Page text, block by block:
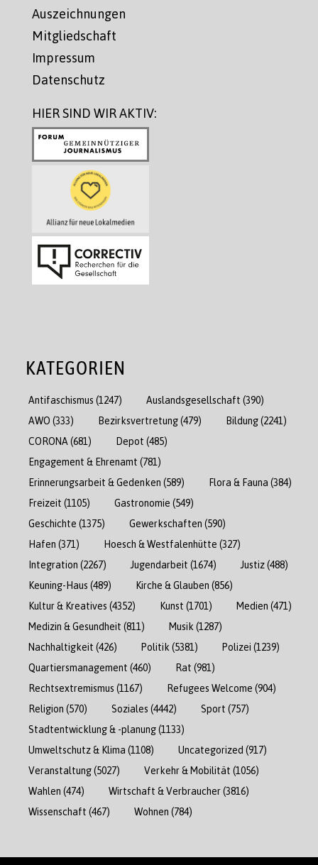
Auszeichnungen
Mitgliedschaft
Impressum
Datenschutz
HIER SIND WIR AKTIV:
KATEGORIEN
Antifaschismus (1247) Auslandsgesellschaft (390)
AWO (333) Bezirksvertretung(479) Bildung(2241)
CORONA (681) Depot (485)
Engagement & Ehrenamt (781)
Erinnerungsarbeit & Gedenken (589) Flora & Fauna (384)
Freizeit (1105) Gastronomie (549)
Geschichte (1375) Gewerkschaften (590)
Hafen (371) Hoesch & Westfalenhütte (327)
Integration (2267) Jugendarbeit (1674) Justiz(488)
Keuning-Haus (489) Kirche & Glauben (856)
Kultur & Kreatives (4352) Kunst (1701) Medien (471)
Medizin & Gesundheit (811) Musik (1287)
Nachhaltigkeit (426) Politik (5381) Polizei (1239)
Quartiersmanagement (460) Rat (981)
Rechtsextremismus (1167) Refugees Welcome (904)
Religion (570) Soziales (4442) Sport (757)
Stadtentwicklung & -planung(1133)
Umweltschutz & Klima (1108) Uncategorized (917)
Veranstaltung(5027) Verkehr & Mobilität (1056)
Wahlen (474) Wirtschaft & Verbraucher(3816)
Wissenschaft (467) Wohnen (784)